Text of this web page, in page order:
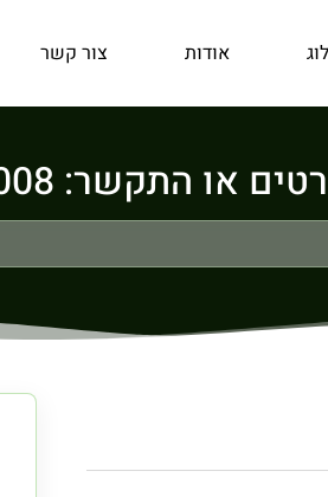
אודות צור קשר
050-8090008